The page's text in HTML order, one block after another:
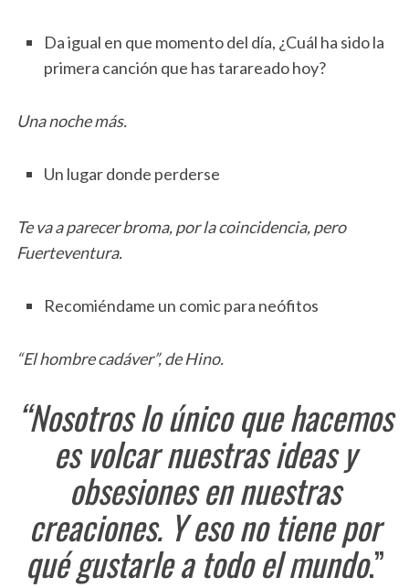
Da igual en que momento del día, ¿Cuál ha sido la
primera canción que has tarareado hoy?
Una noche más.
Un lugar donde perderse
Te va a parecer broma, por la coincidencia, pero
Fuerteventura.
Recomiéndame un comic para neófitos
“El hombre cadáver”, de Hino.
“Nosotros lo único que hacemos
es volcar nuestras ideas y
obsesiones en nuestras
creaciones. Y eso no tiene por
qué gustarle a todo el mundo.”